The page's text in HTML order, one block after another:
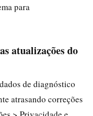
para
atualizações do
de diagnóstico
atrasando correções